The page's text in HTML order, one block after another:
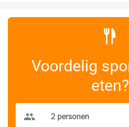
Voordelig
eten?